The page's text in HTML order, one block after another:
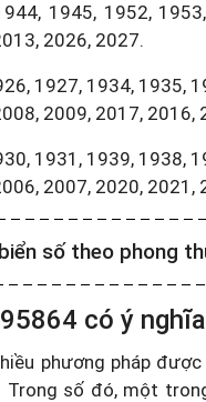
1945, 1952,
2026, 2027.
1927, 1934, 1935,
2009, 2017, 2016,
1931, 1939, 1938,
2007, 2020, 2021,
số theo phong
có ý
phương pháp
Trong số đó, một